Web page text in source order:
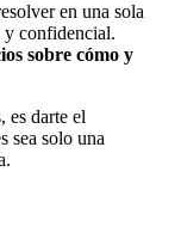
en una sola
y confidencial.
sobre cómo y
es darte el
sea solo una